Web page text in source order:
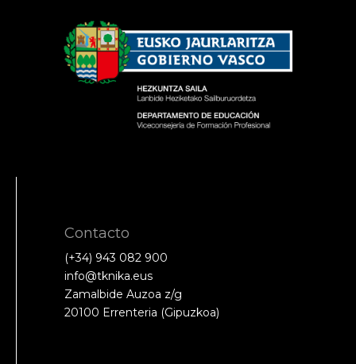
Contacto
(+34) 943 082 900
info@tknika.eus
Zamalbide Auzoa z/g
20100 Errenteria (Gipuzkoa)